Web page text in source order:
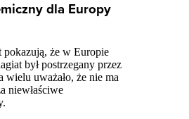
dla Europy
pokazują, że w Europie
był postrzegany przez
uważało, że nie ma
niewłaściwe